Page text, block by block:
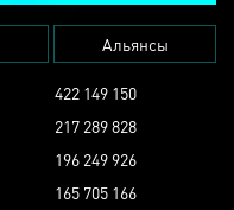
Альянсы
422 149 150
217 289 828
196 249 926
165 705 166